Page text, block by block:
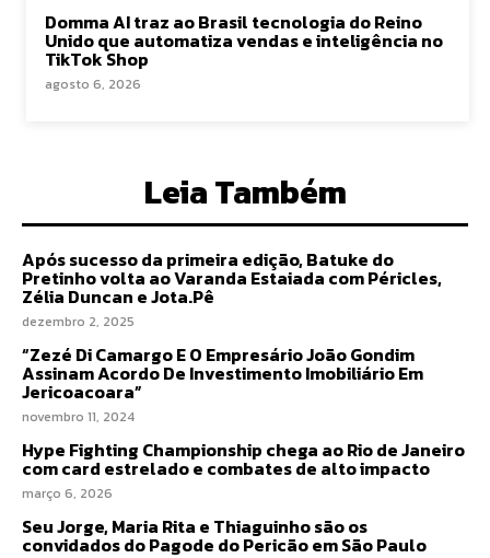
Domma AI traz ao Brasil tecnologia do Reino
Unido que automatiza vendas e inteligência no
TikTok Shop
agosto 6, 2026
Leia Também
Após sucesso da primeira edição, Batuke do
Pretinho volta ao Varanda Estaiada com Péricles,
Zélia Duncan e Jota.Pê
dezembro 2, 2025
“Zezé Di Camargo E O Empresário João Gondim
Assinam Acordo De Investimento Imobiliário Em
Jericoacoara”
novembro 11, 2024
Hype Fighting Championship chega ao Rio de Janeiro
com card estrelado e combates de alto impacto
março 6, 2026
Seu Jorge, Maria Rita e Thiaguinho são os
convidados do Pagode do Pericão em São Paulo